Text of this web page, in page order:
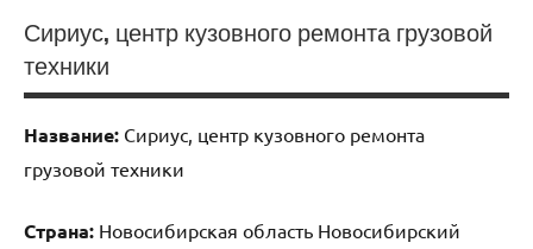
Сириус, центр кузовного ремонта грузовой
техники
Название: Сириус, центр кузовного ремонта
грузовой техники
Страна: Новосибирская область Новосибирский